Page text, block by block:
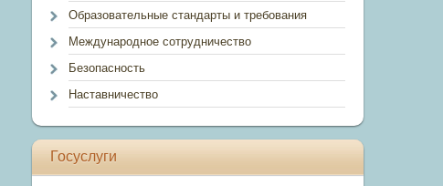
Образовательные стандарты и требования
Международное сотрудничество
Безопасность
Наставничество
Госуслуги